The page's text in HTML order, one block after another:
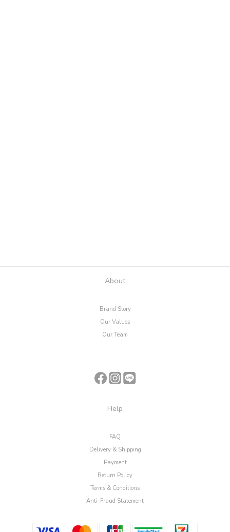
About
Brand Story
Our Values
Our Team
Help
FAQ
Delivery & Shipping
Payment
Return Policy
Terms & Conditions
Anti-Fraud Statement